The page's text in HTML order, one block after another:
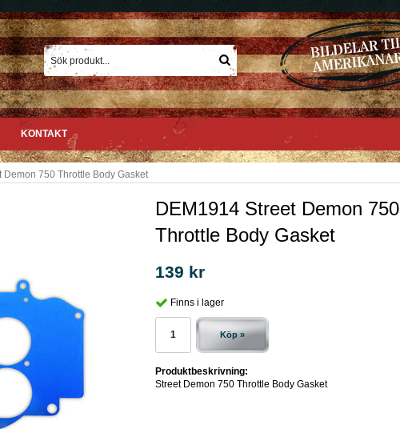
KONTAKT
Demon 750 Throttle Body Gasket
DEM1914 Street Demon 750
Throttle Body Gasket
139 kr
Finns i lager
Köp »
Produktbeskrivning:
Street Demon 750 Throttle Body Gasket